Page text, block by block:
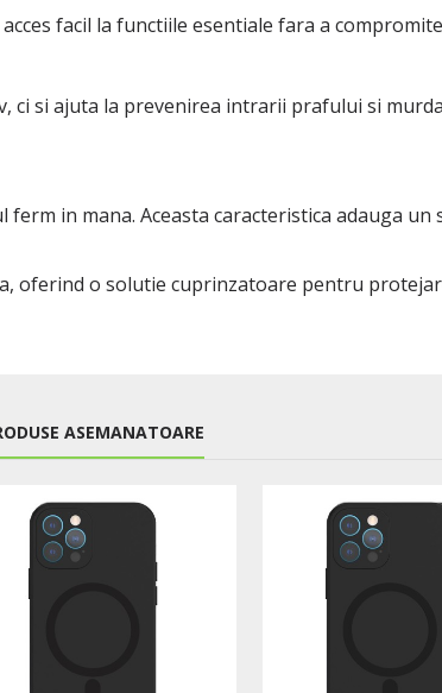
facil la functiile esentiale fara a
si ajuta la prevenirea intrarii prafului si
in mana. Aceasta caracteristica adauga
oferind o solutie cuprinzatoare pentru
ASEMANATOARE